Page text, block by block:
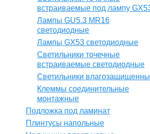
встраиваемые под лампу
Лампы GU5.3 MR16
светодиодные
Лампы GX53 светодиодные
Светильники точечные
встраиваемые светодиодные
Светильники
Клеммы соединительные
монтажные
Подложка под ламинат
Плинтусы напольные